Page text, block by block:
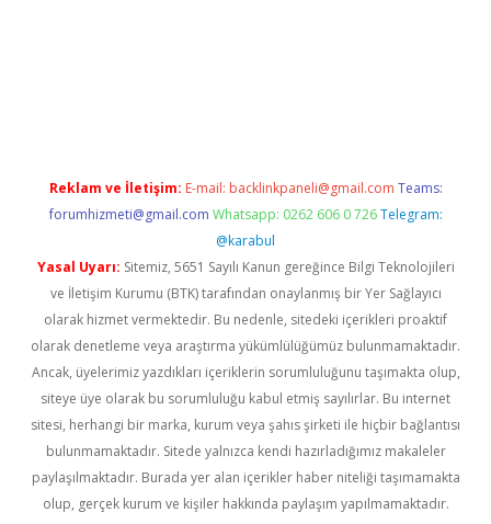
Reklam ve İletişim: E-mail: backlinkpaneli@gmail.com Teams:
forumhizmeti@gmail.com Whatsapp: 0262 606 0 726 Telegram:
@karabul
Yasal Uyarı: Sitemiz, 5651 Sayılı Kanun gereğince Bilgi Teknolojileri
ve İletişim Kurumu (BTK) tarafından onaylanmış bir Yer Sağlayıcı
olarak hizmet vermektedir. Bu nedenle, sitedeki içerikleri proaktif
olarak denetleme veya araştırma yükümlülüğümüz bulunmamaktadır.
Ancak, üyelerimiz yazdıkları içeriklerin sorumluluğunu taşımakta olup,
siteye üye olarak bu sorumluluğu kabul etmiş sayılırlar. Bu internet
sitesi, herhangi bir marka, kurum veya şahıs şirketi ile hiçbir bağlantısı
bulunmamaktadır. Sitede yalnızca kendi hazırladığımız makaleler
paylaşılmaktadır. Burada yer alan içerikler haber niteliği taşımamakta
olup, gerçek kurum ve kişiler hakkında paylaşım yapılmamaktadır.